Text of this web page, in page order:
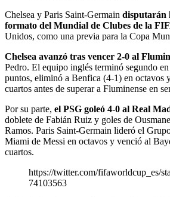
Chelsea y Paris Saint-Germain disputarán
formato del Mundial de Clubes de la
Unidos, como una previa para la Copa
Chelsea avanzó tras vencer 2-0 al
Pedro. El equipo inglés terminó segundo
puntos, eliminó a Benfica (4-1) en octavos
cuartos antes de superar a Fluminense en
Por su parte, el PSG goleó 4-0 al Real
doblete de Fabián Ruiz y goles de
Ramos. Paris Saint-Germain lideró el
Miami de Messi en octavos y venció al
cuartos.
https://twitter.com/fifaworldcup_es/
74103563